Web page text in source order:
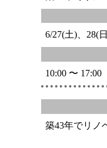
6/27(土)、28(
10:00 〜 17:00
築43年でリノ